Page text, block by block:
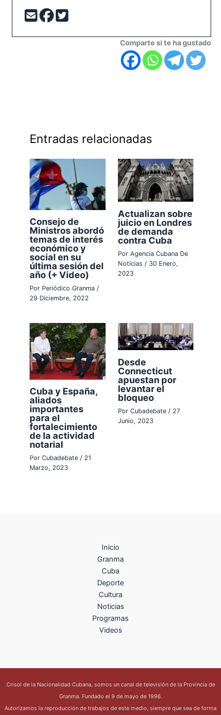
Comparte si te ha gustado
Entradas relacionadas
Consejo de
Ministros abordó
temas de interés
económico y
social en su
última sesión del
año (+ Video)
Por Periódico Granma/
29 Diciembre, 2022
Actualizan sobre
juicio en Londres
de demanda
contra Cuba
Por Agencia Cubana De
Noticias / 30 Enero,
2023
Cuba y España,
aliados
importantes
para el
fortalecimiento
de la actividad
notarial
PorCubadebate/ 21
Marzo, 2023
Desde
Connecticut
apuestan por
levantar el
bloqueo
Por Cubadebate / 27
Junio, 2023
Inicio
Granma
Cuba
Deporte
Cultura
Noticias
Programas
Videos
Crisol de la Nacionalidad Cubana, somos un canal de televisión de la Provincia de
Granma. Fundado el 9 de mayo de 1996.
Autorizamos la reproducción de trabajos de este medio, siempre que sea de forma